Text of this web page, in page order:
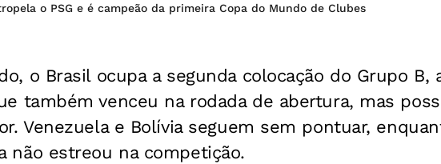
o PSG e é campeão da primeira Copa do Mundo de Clubes
o Brasil ocupa a segunda colocação do Grupo B,
também venceu na rodada de abertura, mas
Venezuela e Bolívia seguem sem pontuar,
não estreou na competição.